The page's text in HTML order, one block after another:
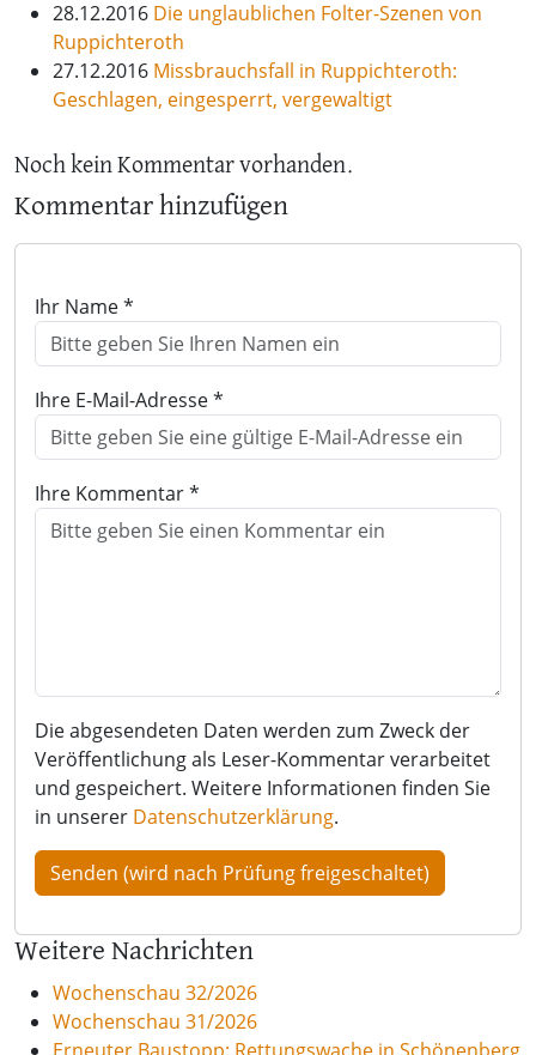
28.12.2016 Die unglaublichen Folter-Szenen von
Ruppichteroth
27.12.2016 Missbrauchsfall in Ruppichteroth:
Geschlagen, eingesperrt, vergewaltigt
Noch kein Kommentar vorhanden.
Kommentar hinzufügen
Ihr Name *
Ihre E-Mail-Adresse *
Ihre Kommentar *
Die abgesendeten Daten werden zum Zweck der
Veröffentlichung als Leser-Kommentar verarbeitet
und gespeichert. Weitere Informationen finden Sie
in unserer Datenschutzerklärung.
Weitere Nachrichten
Wochenschau 32/2026
Wochenschau 31/2026